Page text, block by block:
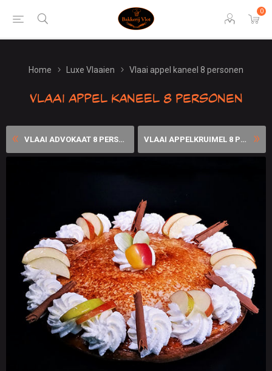
0
Home Luxe Vlaaien Vlaai appel kaneel 8 personen
Vlaai appel kaneel 8 personen
VLAAI ADVOKAAT 8 PERSONEN VLAAI APPELKRUIMEL 8 PERSON...